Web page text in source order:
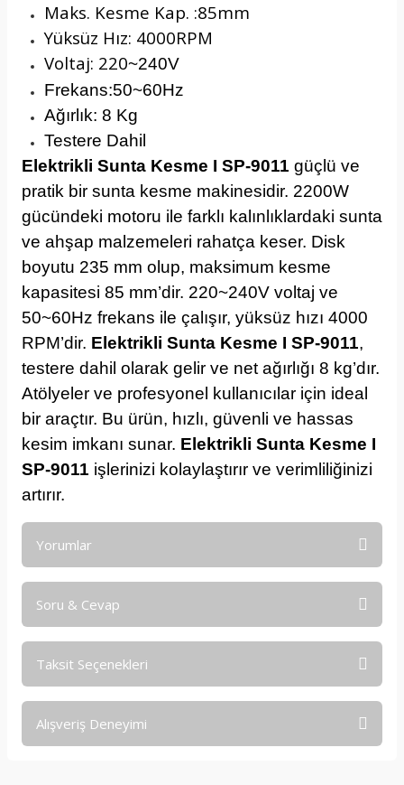
Maks. Kesme Kap. :85mm
Yüksüz Hız: 4000RPM
Voltaj: 220~240V
Frekans:50~60Hz
Ağırlık: 8 Kg
Testere Dahil
Elektrikli Sunta Kesme I SP-9011 güçlü ve
pratik bir sunta kesme makinesidir. 2200W
gücündeki motoru ile farklı kalınlıklardaki sunta
ve ahşap malzemeleri rahatça keser. Disk
boyutu 235 mm olup, maksimum kesme
kapasitesi 85 mm’dir. 220~240V voltaj ve
50~60Hz frekans ile çalışır, yüksüz hızı 4000
RPM’dir. Elektrikli Sunta Kesme I SP-9011,
testere dahil olarak gelir ve net ağırlığı 8 kg’dır.
Atölyeler ve profesyonel kullanıcılar için ideal
bir araçtır. Bu ürün, hızlı, güvenli ve hassas
kesim imkanı sunar. Elektrikli Sunta Kesme I
SP-9011 işlerinizi kolaylaştırır ve verimliliğinizi
artırır.
Yorumlar
Soru & Cevap
Ürün hakkında henüz soru sorulmamış.
Taksit Seçenekleri
Alışveriş Deneyimi